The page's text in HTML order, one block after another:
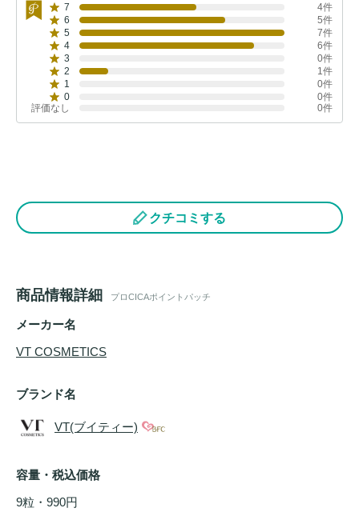
7
4件
6
5件
5
7件
4
6件
3
0件
2
1件
1
0件
0
0件
評価なし
0件
クチコミする
商品情報詳細 プロCICAポイントパッチ
メーカー名
VT COSMETICS
ブランド名
VT(ブイティー)
容量・税込価格
9粒・990円